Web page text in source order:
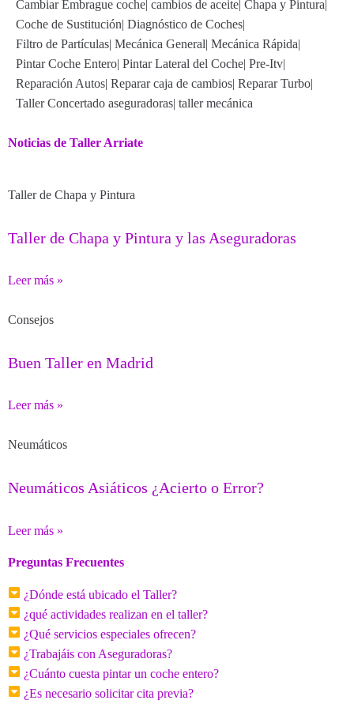
Cambiar Embrague coche cambios de aceite Chapa y Pintura
Coche de Sustitución| Diagnóstico de Coches|
Filtro de Partículas| Mecánica General| Mecánica Rápida|
Pintar Coche Entero| Pintar Lateral del Coche| Pre-Itv|
Reparación Autos| Reparar caja de cambios| Reparar Turbo|
Taller Concertado aseguradoras| taller mecánica
Noticias de Taller Arriate
Taller de Chapa y Pintura
Taller de Chapa y Pintura y las Aseguradoras
Leer más »
Consejos
Buen Taller en Madrid
Leer más »
Neumáticos
Neumáticos Asiáticos ¿Acierto o Error?
Leer más »
Preguntas Frecuentes
¿Dónde está ubicado el Taller?
¿qué actividades realizan en el taller?
¿Qué servicios especiales ofrecen?
¿Trabajáis con Aseguradoras?
¿Cuánto cuesta pintar un coche entero?
¿Es necesario solicitar cita previa?